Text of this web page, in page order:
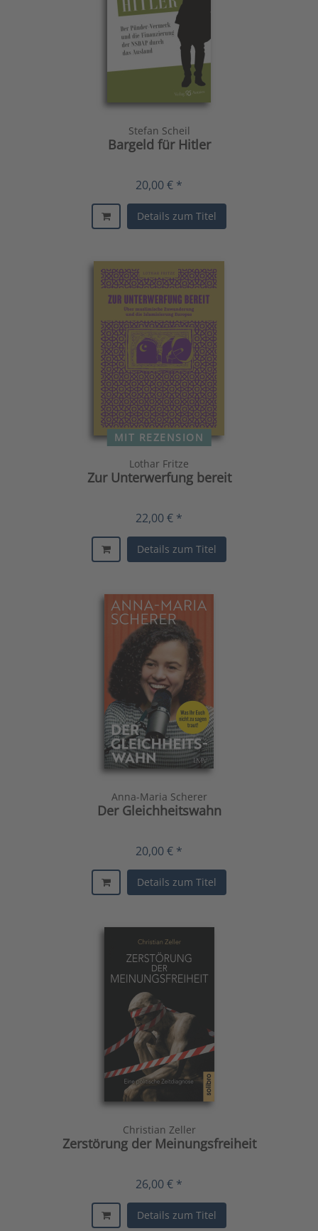
Stefan Scheil
Bargeld für Hitler
20,00 € *
Details zum Titel
MIT REZENSION
Lothar Fritze
Zur Unterwerfung bereit
22,00 € *
Details zum Titel
Anna-Maria Scherer
Der Gleichheitswahn
20,00 € *
Details zum Titel
Christian Zeller
Zerstörung der Meinungsfreiheit
26,00 € *
Details zum Titel